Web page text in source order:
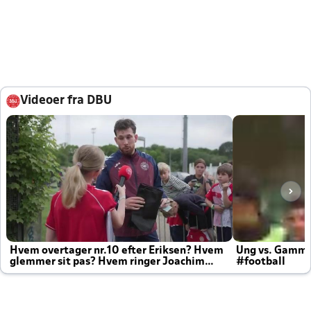
Videoer fra DBU
Hvem overtager nr.10 efter Eriksen? Hvem
glemmer sit pas? Hvem ringer Joachim
altid til efter kampe?
Ung vs.
#football